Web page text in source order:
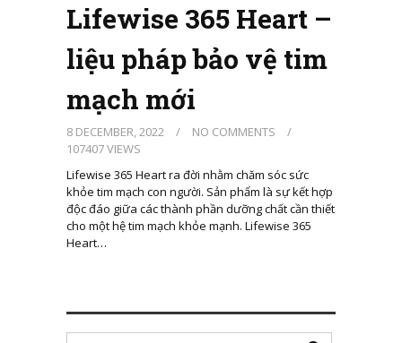
Lifewise 365 Heart –
liệu pháp bảo vệ tim
mạch mới
8 DECEMBER, 2022 / NO COMMENTS
/
107407 VIEWS
Lifewise 365 Heart ra đời nhằm chăm sóc sức
khỏe tim mạch con người. Sản phẩm là sự kết hợp
độc đáo giữa các thành phần dưỡng chất cần thiết
cho một hệ tim mạch khỏe mạnh. Lifewise 365
Heart…